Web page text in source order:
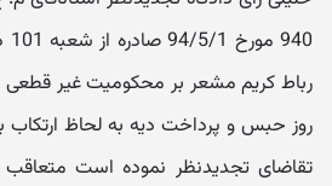
رباط کریم مشعر بر محکومیت غیر
روز حبس و پرداخت دیه به لحاظ
تقاضای تجدیدنظر نموده است متعاقب